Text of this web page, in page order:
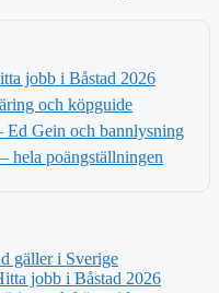
jobb i Båstad 2026
och köpguide
Ed Gein och bannlysning
hela poängställningen
gäller i Sverige
jobb i Båstad 2026